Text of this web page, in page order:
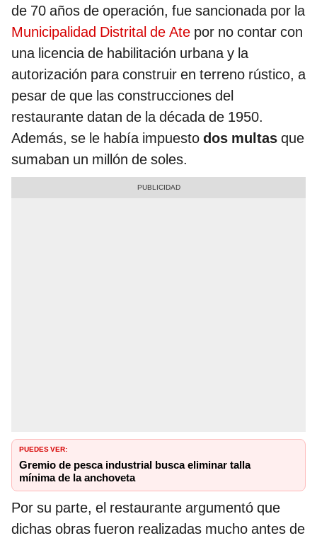
de 70 años de operación, fue sancionada por la
Municipalidad Distrital de Ate por no contar con
una licencia de habilitación urbana y la
autorización para construir en terreno rústico, a
pesar de que las construcciones del
restaurante datan de la década de 1950.
Además, se le había impuesto dos multas que
sumaban un millón de soles.
PUEDES VER:
Gremio de pesca industrial busca eliminar talla
mínima de la anchoveta
Por su parte, el restaurante argumentó que
dichas obras fueron realizadas mucho antes de